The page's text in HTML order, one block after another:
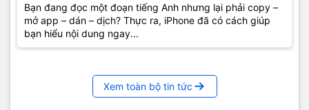
Bạn đang đọc một đoạn tiếng Anh nhưng lại phải copy –
mở app – dán – dịch? Thực ra, iPhone đã có cách giúp
bạn hiểu nội dung ngay...
Xem toàn bộ tin tức